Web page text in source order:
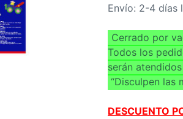
Envío: 2-4 días
Cerrado por
Todos los
serán
“Disculpen las
DESCUENTO